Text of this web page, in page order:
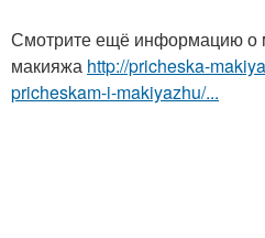
Смотрите ещё информацию о
макияжа http://pricheska-
pricheskam-i-makiyazhu/...